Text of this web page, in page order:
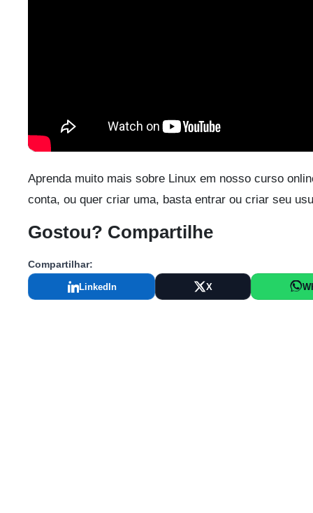
Aprenda muito mais sobre Linux em nosso curso
conta, ou quer criar uma, basta entrar ou criar seu
Gostou? Compartilhe
Compartilhar:
LinkedIn X